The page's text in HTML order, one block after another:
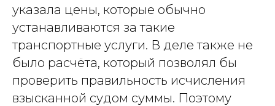
указала цены, которые обычно
устанавливаются за такие
транспортные услуги. В деле также не
было расчёта, который позволял бы
проверить правильность исчисления
взысканной судом суммы. Поэтому